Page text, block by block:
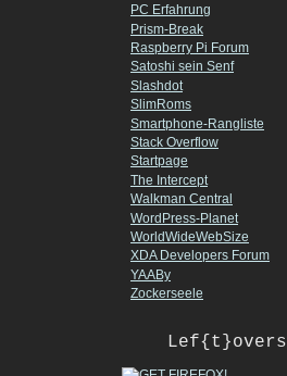
PC Erfahrung
Prism-Break
Raspberry Pi Forum
Satoshi sein Senf
Slashdot
SlimRoms
Smartphone-Rangliste
Stack Overflow
Startpage
The Intercept
Walkman Central
WordPress-Planet
WorldWideWebSize
XDA Developers Forum
YAABy
Zockerseele
Lef{t}overs